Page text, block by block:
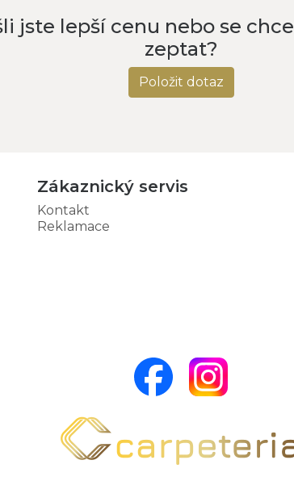
jste lepší cenu nebo se
zeptat?
Položit dotaz
Zákaznický servis
Kontakt
Reklamace